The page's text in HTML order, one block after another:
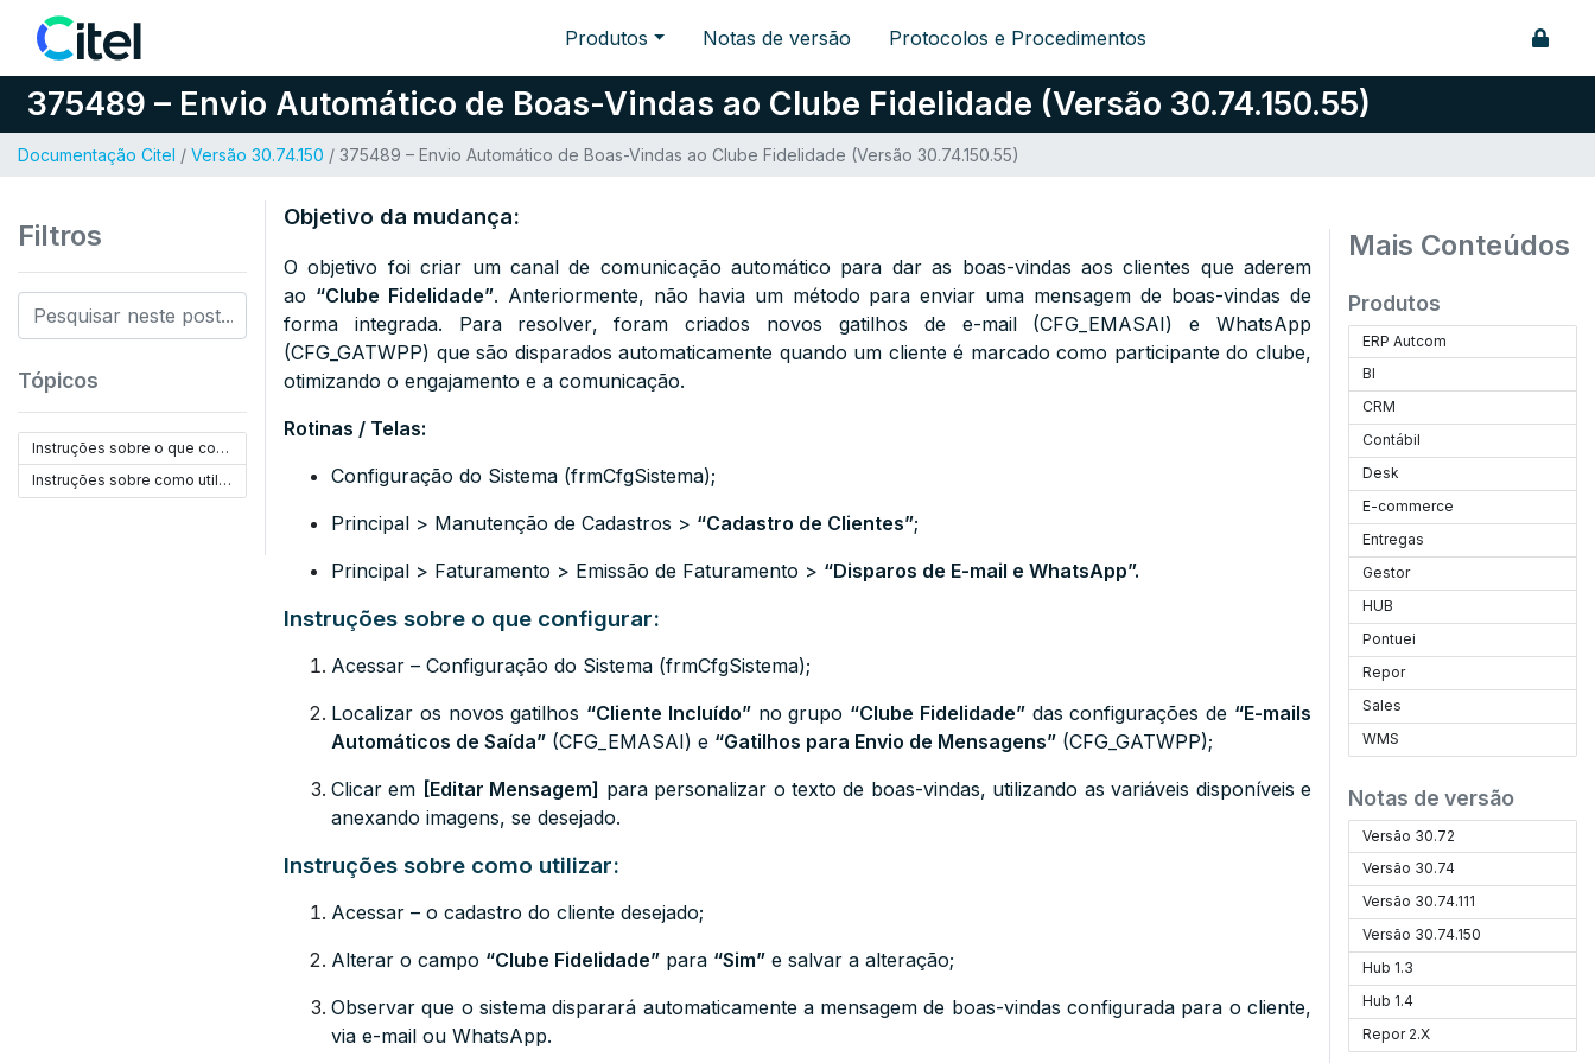
Pular para o conteúdo Produtos Notas de versão Protocolos e Procedimentos
375489 – Envio Automático de Boas-Vindas ao Clube Fidelidade (Versão 30.74.150.55)
Documentação Citel / Versão 30.74.150 / 375489 – Envio Automático de Boas-Vindas ao Clube Fidelidade (Versão 30.74.150.55)
Filtros
Tópicos
Instruções sobre o que configurar:
Instruções sobre como utilizar:
Objetivo da mudança:
O objetivo foi criar um canal de comunicação automático para dar as boas-vindas aos clientes que aderem
ao “Clube Fidelidade”. Anteriormente, não havia um método para enviar uma mensagem de boas-vindas de
forma integrada. Para resolver, foram criados novos gatilhos de e-mail (CFG_EMASAI) e WhatsApp
(CFG_GATWPP) que são disparados automaticamente quando um cliente é marcado como participante do clube,
otimizando o engajamento e a comunicação.
Rotinas / Telas:
Configuração do Sistema (frmCfgSistema);
Principal > Manutenção de Cadastros > “Cadastro de Clientes”;
Principal > Faturamento > Emissão de Faturamento > “Disparos de E-mail e WhatsApp”.
Instruções sobre o que configurar:
Acessar – Configuração do Sistema (frmCfgSistema);
Localizar os novos gatilhos “Cliente Incluído”no grupo “Clube Fidelidade”das configurações de “E-mails
Automáticos de Saída” (CFG_EMASAI) e “Gatilhos para Envio de Mensagens” (CFG_GATWPP);
Clicar em [Editar Mensagem] para personalizar o texto de boas-vindas, utilizando as variáveis disponíveis e
anexando imagens, se desejado.
Instruções sobre como utilizar:
Acessar – o cadastro do cliente desejado;
Alterar o campo “Clube Fidelidade” para “Sim” e salvar a alteração;
Observar que o sistema disparará automaticamente a mensagem de boas-vindas configurada para o cliente,
via e-mail ou WhatsApp.
Mais Conteúdos
Produtos
ERP Autcom
BI
CRM
Contábil
Desk
E-commerce
Entregas
Gestor
HUB
Pontuei
Repor
Sales
WMS
Notas de versão
Versão 30.72
Versão 30.74
Versão 30.74.111
Versão 30.74.150
Hub 1.3
Hub 1.4
Repor 2.X